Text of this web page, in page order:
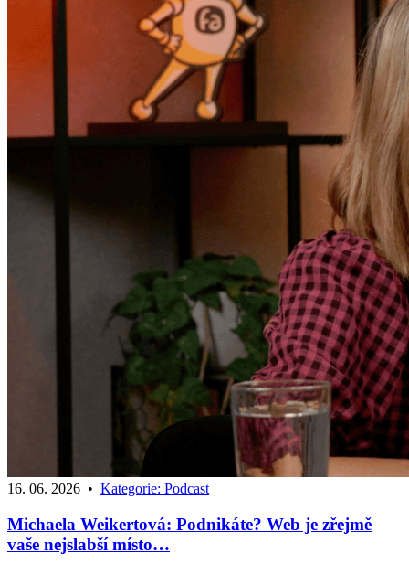
16. 06. 2026 • Kategorie: Podcast
Michaela Weikertová: Podnikáte? Web je zřejmě
vaše nejslabší místo…